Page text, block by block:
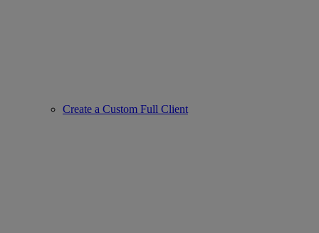
Create a Custom Full Client